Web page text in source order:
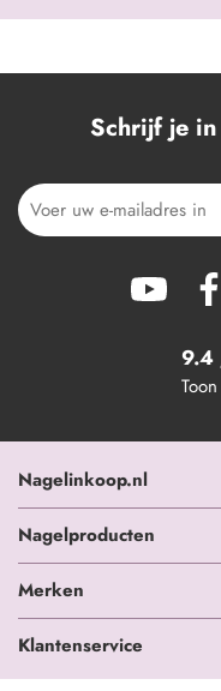
Schrijf je
9.4
Nagelinkoop.nl
Nagelproducten
Merken
Klantenservice